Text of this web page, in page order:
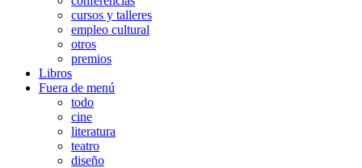
cursos y talleres
empleo cultural
otros
premios
Libros
Fuera de menú
todo
cine
literatura
teatro
diseño